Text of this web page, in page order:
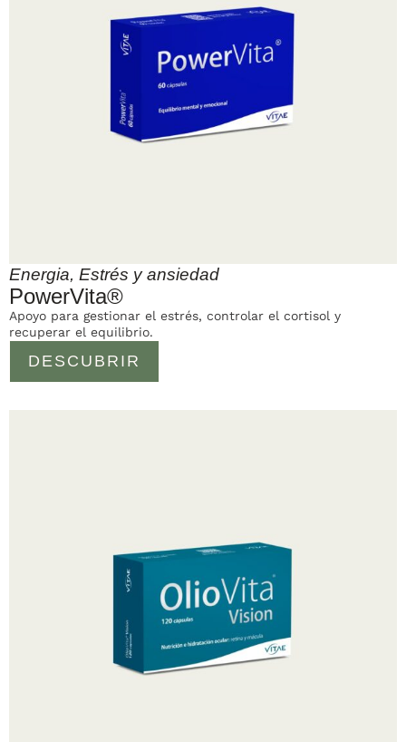
Energia, Estrés y ansiedad
PowerVita®
DESCUBRIR
Apoyo para gestionar el estrés, controlar el cortisol y
recuperar el equilibrio.